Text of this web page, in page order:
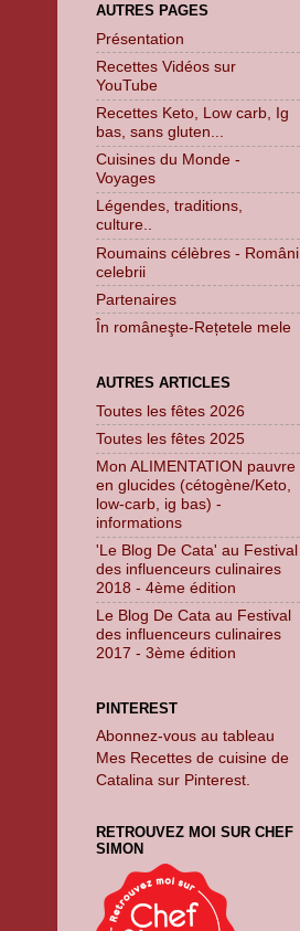
AUTRES PAGES
Présentation
Recettes Vidéos sur
YouTube
Recettes Keto, Low carb, Ig
bas, sans gluten...
Cuisines du Monde -
Voyages
Légendes, traditions,
culture..
Roumains célèbres - Români
celebrii
Partenaires
În româneşte-Rețetele mele
AUTRES ARTICLES
Toutes les fêtes 2026
Toutes les fêtes 2025
Mon ALIMENTATION pauvre
en glucides (cétogène/Keto,
low-carb, ig bas) -
informations
'Le Blog De Cata' au Festival
des influenceurs culinaires
2018 - 4ème édition
Le Blog De Cata au Festival
des influenceurs culinaires
2017 - 3ème édition
PINTEREST
Abonnez-vous au tableau
Mes Recettes de cuisine de
Catalina sur Pinterest.
RETROUVEZ MOI SUR CHEF
SIMON